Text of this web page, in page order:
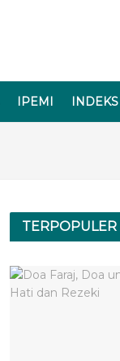
IPEMI INDEKS
TERPOPULER